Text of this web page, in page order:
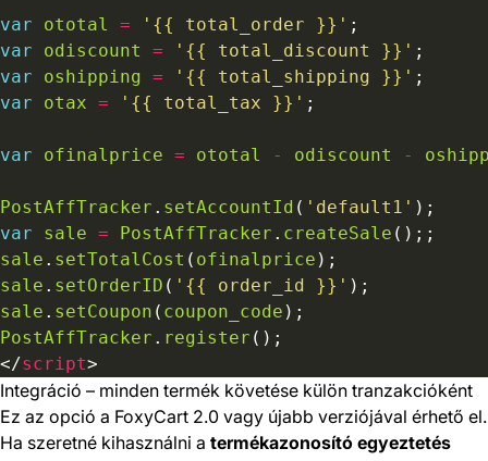
var ototal = '{{ total_order }}'
var
odiscount = '{{ total_discount }}'
var
oshipping = '{{ total_shipping }}'
var
otax = '{{ total_tax }}'
var ofinalprice = ototal - odiscount -
PostAffTracker . setAccountId ( 'default1'
var
sale = PostAffTracker . createSale
sale . setTotalCost ( ofinalprice
sale . setOrderID ( '{{ order_id }}'
sale . setCoupon ( coupon_code
PostAffTracker . register
</script
Integráció – minden termék követése külön tranzakcióként
Ez az opció a FoxyCart 2.0 vagy újabb verziójával érhető el.
Ha szeretné kihasználni a termékazonosító egyeztetés